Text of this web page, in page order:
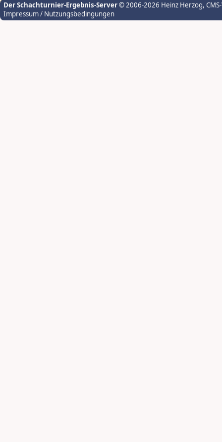
Der Schachturnier-Ergebnis-Server© 2006-2026 Heinz Herzog,
Impressum / Nutzungsbedingungen